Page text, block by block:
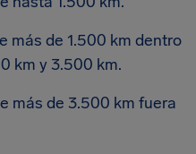
más de 1.500 km dentro
km y 3.500 km.
más de 3.500 km fuera